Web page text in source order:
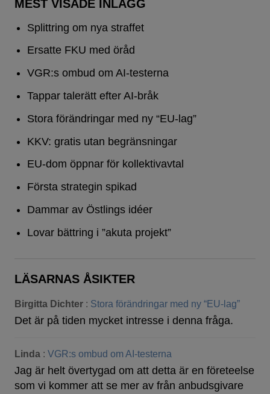
MEST VISADE INLÄGG
Splittring om nya straffet
Ersatte FKU med öråd
VGR:s ombud om AI-testerna
Tappar talerätt efter AI-bråk
Stora förändringar med ny “EU-lag”
KKV: gratis utan begränsningar
EU-dom öppnar för kollektivavtal
Första strategin spikad
Dammar av Östlings idéer
Lovar bättring i ”akuta projekt”
LÄSARNAS ÅSIKTER
Birgitta Dichter : Stora förändringar med ny “EU-lag”
Det är på tiden mycket intresse i denna fråga.
Linda : VGR:s ombud om AI-testerna
Jag är helt övertygad om att detta är en företeelse
som vi kommer att se mer av från anbudsgivare